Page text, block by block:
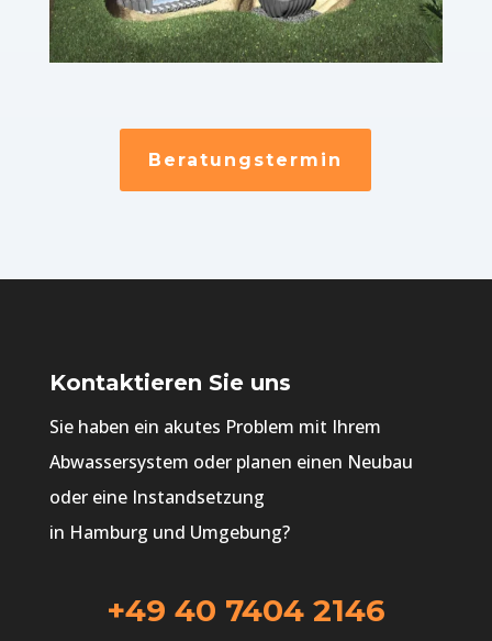
Beratungstermin
Kontaktieren Sie uns
Sie haben ein akutes Problem mit Ihrem
Abwassersystem oder planen einen Neubau
oder eine Instandsetzung
in Hamburg und Umgebung?
+49 40 7404 2146